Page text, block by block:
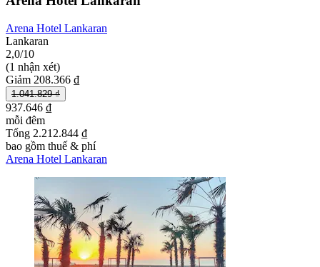
Arena Hotel Lankaran
Lankaran
2,0/10
(1 nhận xét)
Giảm 208.366 ₫
1.041.829 ₫
937.646 ₫
mỗi đêm
Tổng 2.212.844 ₫
bao gồm thuế & phí
Arena Hotel Lankaran